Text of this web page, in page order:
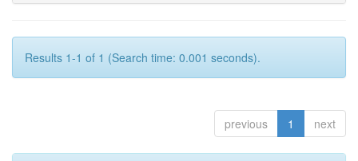
Results 1-1 of 1 (Search time: 0.001 seconds).
previous 1 next